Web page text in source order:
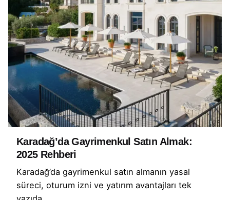
Karadağ’da Gayrimenkul Satın Almak:
2025 Rehberi
Karadağ’da gayrimenkul satın almanın yasal
süreci, oturum izni ve yatırım avantajları tek